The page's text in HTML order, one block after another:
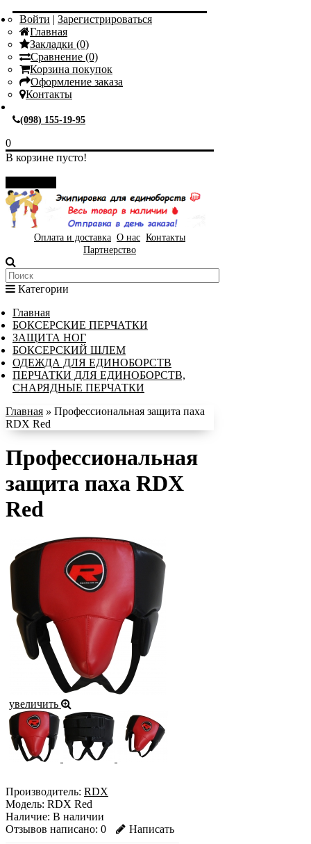
Войти | Зарегистрироваться
Главная
Закладки (0)
Сравнение (0)
Корзина покупок
Оформление заказа
Контакты
(098) 155-19-95
0
В корзине пусто!
Оплата и доставка О нас Контакты
Партнерство
Категории
Главная
БОКСЕРСКИЕ ПЕРЧАТКИ
ЗАЩИТА НОГ
БОКСЕРСКИЙ ШЛЕМ
ОДЕЖДА ДЛЯ ЕДИНОБОРСТВ
ПЕРЧАТКИ ДЛЯ ЕДИНОБОРСТВ,
СНАРЯДНЫЕ ПЕРЧАТКИ
Главная » Профессиональная защита паха
RDX Red
Профессиональная
защита паха RDX
Red
увеличить
Производитель: RDX
Модель: RDX Red
Наличие: В наличии
Отзывов написано: 0 Написать